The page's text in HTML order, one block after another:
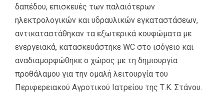
δαπέδου, επισκευές των παλαιότερων
ηλεκτρολογικών και υδραυλικών εγκαταστάσεων,
αντικαταστάθηκαν τα εξωτερικά κουφώματα με
ενεργειακά, κατασκευάστηκε WC στο ισόγειο και
αναδιαμορφώθηκε ο χώρος με τη δημιουργία
προθάλαμου για την ομαλή λειτουργία του
Περιφερειακού Αγροτικού Ιατρείου της Τ.Κ. Στάνου.